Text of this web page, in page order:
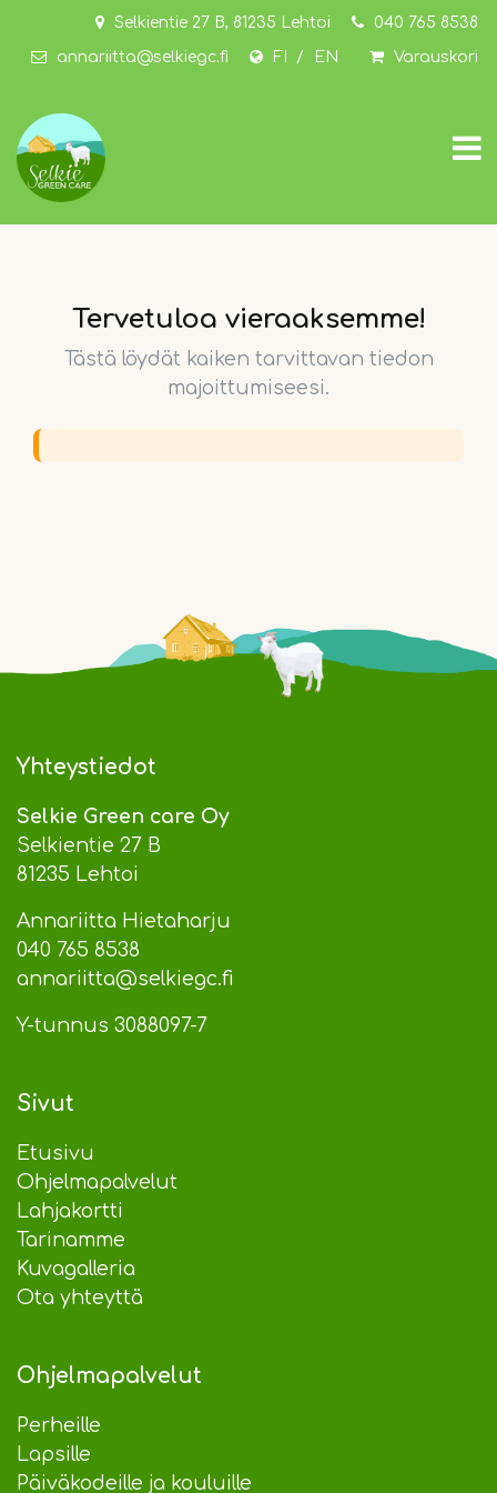
Siirry pääsisältöönSelkientie 27 B, 81235 Lehtoi 040 765 8538
annariitta@selkiegc.fi FI EN Varauskori
Tervetuloa vieraaksemme!
Tästä löydät kaiken tarvittavan tiedon
majoittumiseesi.
Yhteystiedot
Selkie Green care Oy
Selkientie 27 B
81235 Lehtoi
Annariitta Hietaharju
040 765 8538
annariitta@selkiegc.fi
Y-tunnus 3088097-7
Sivut
Etusivu
Ohjelmapalvelut
Lahjakortti
Tarinamme
Kuvagalleria
Ota yhteyttä
Ohjelmapalvelut
Perheille
Lapsille
Päiväkodeille ja kouluille